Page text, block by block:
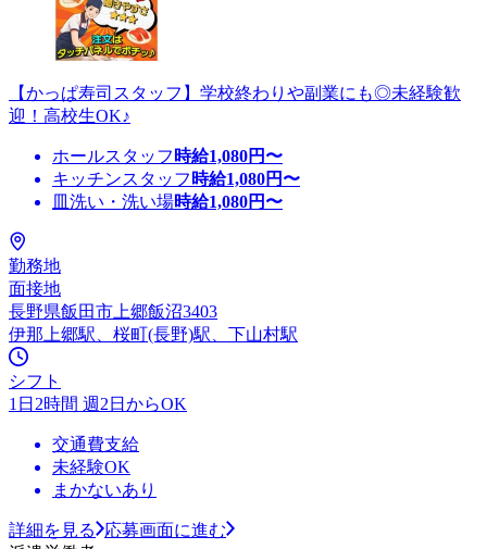
【かっぱ寿司スタッフ】学校終わりや副業にも◎未経験歓
迎！高校生OK♪
ホールスタッフ 時給1,080円〜
キッチンスタッフ 時給1,080円〜
皿洗い・洗い場時給1,080円〜
勤務地
面接地
長野県飯田市上郷飯沼3403
伊那上郷駅、桜町(長野)駅、下山村駅
シフト
1日2時間 週2日からOK
交通費支給
未経験OK
まかないあり
詳細を見る
応募画面に進む